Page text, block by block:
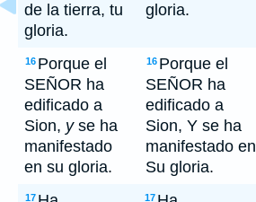
de la tierra, tu
gloria.
gloria.
16 Porque el
SEÑOR ha
edificado a
Sion, yse ha
manifestado
en su gloria.
16 Porque el
SEÑOR ha
edificado a
Sion, Y se ha
manifestado en
Su gloria.
17 17